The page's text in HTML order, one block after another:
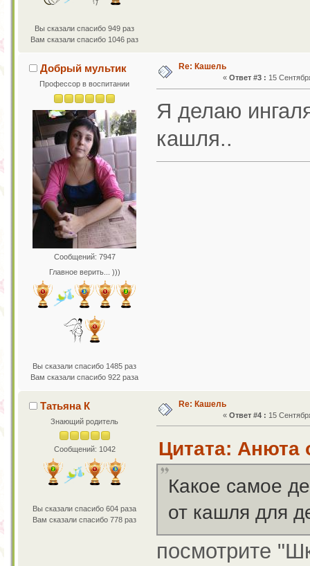
Вы сказали спасибо 949 раз
Вам сказали спасибо 1046 раз
Добрый мультик
Профессор в воспитании
Сообщений: 7947
Главное верить... )))
Вы сказали спасибо 1485 раз
Вам сказали спасибо 922 раза
Re: Кашель
«Ответ #3 : 15
Я делаю
кашля..
Татьяна К
Знающий родитель
Сообщений: 1042
Вы сказали спасибо 604 раза
Вам сказали спасибо 778 раз
Re: Кашель
«Ответ #4 : 15
Цитата: Анюта
Какое самое
от кашля для
посмотрите